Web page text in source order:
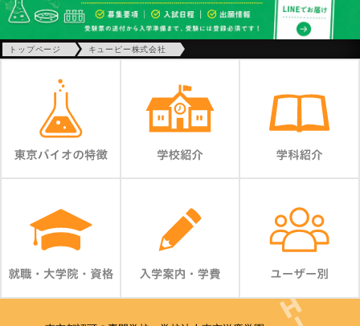
トップページ キューピー株式会社